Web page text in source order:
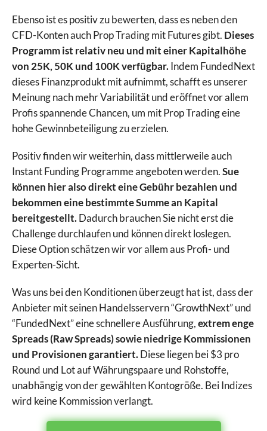
Ebenso ist es positiv zu bewerten, dass es neben den
CFD-Konten auch Prop Trading mit Futures gibt. Dieses
Programm ist relativ neu und mit einer Kapitalhöhe
von 25K, 50K und 100K verfügbar.Indem FundedNext
dieses Finanzprodukt mit aufnimmt, schafft es unserer
Meinung nach mehr Variabilität und eröffnet vor allem
Profis spannende Chancen, um mit Prop Trading eine
hohe Gewinnbeteiligung zu erzielen.
Positiv finden wir weiterhin, dass mittlerweile auch
Instant Funding Programme angeboten werden.Sue
können hier also direkt eine Gebühr bezahlen und
bekommen eine bestimmte Summe an Kapital
bereitgestellt.Dadurch brauchen Sie nicht erst die
Challenge durchlaufen und können direkt loslegen.
Diese Option schätzen wir vor allem aus Profi- und
Experten-Sicht.
Was uns bei den Konditionen überzeugt hat ist, dass der
Anbieter mit seinen Handelsservern “GrowthNext” und
“FundedNext” eine schnellere Ausführung,extrem enge
Spreads(Raw Spreads) sowie niedrige Kommissionen
und Provisionen garantiert.Diese liegen bei $3 pro
Round und Lot auf Währungspaare und Rohstoffe,
unabhängig von der gewählten Kontogröße. Bei Indizes
wird keine Kommission verlangt.